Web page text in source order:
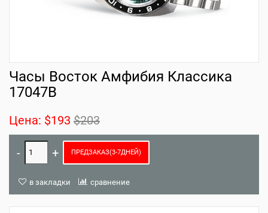
Часы Восток Амфибия Классика
17047B
Цена: $193 $203
ПРЕДЗАКАЗ(3-7ДНЕЙ)
в закладки сравнение